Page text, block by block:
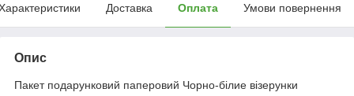
Доставка Оплата Умови повернення
Опис
Пакет подарунковий паперовий Чорно-білие візерунки